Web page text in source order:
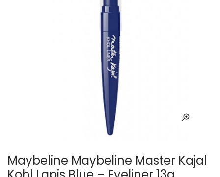
Maybeline Maybeline Master Kajal